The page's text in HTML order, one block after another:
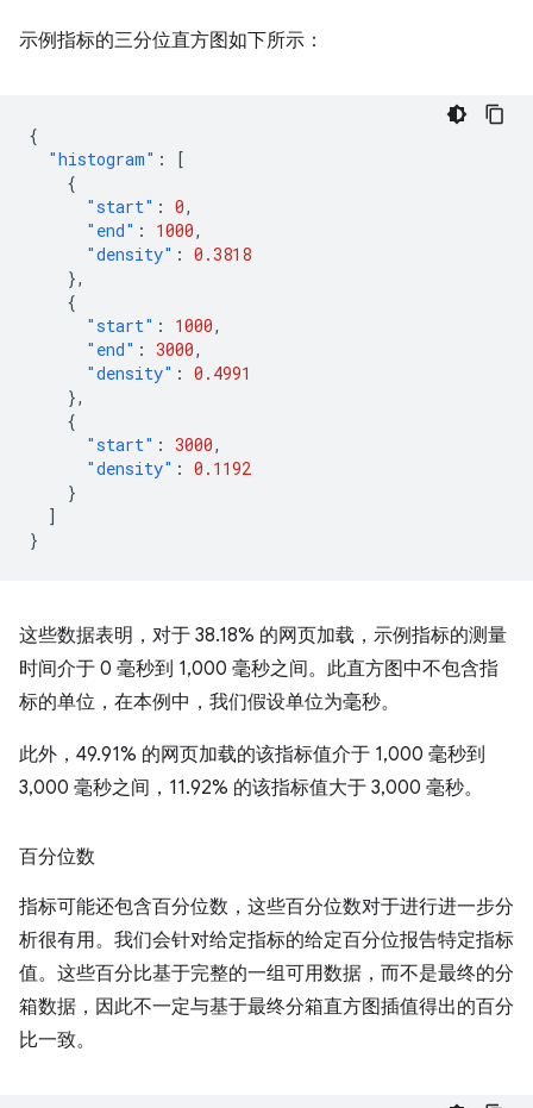
示例指标的三分位直方图如下所示：
{
"histogram" :
[
{
"start" : 0,
"end" : 1000,
"density" : 0.3818
},
{
"start" : 1000,
"end" : 3000,
"density" : 0.4991
},
{
"start" : 3000,
"density" : 0.1192
}
]
}
这些数据表明，对于 38.18% 的网页加载，示例指标的测量
时间介于 0 毫秒到 1,000 毫秒之间。此直方图中不包含指
标的单位，在本例中，我们假设单位为毫秒。
此外，49.91% 的网页加载的该指标值介于 1,000 毫秒到
3,000 毫秒之间，11.92% 的该指标值大于 3,000 毫秒。
百分位数
指标可能还包含百分位数，这些百分位数对于进行进一步分
析很有用。我们会针对给定指标的给定百分位报告特定指标
值。这些百分比基于完整的一组可用数据，而不是最终的分
箱数据，因此不一定与基于最终分箱直方图插值得出的百分
比一致。